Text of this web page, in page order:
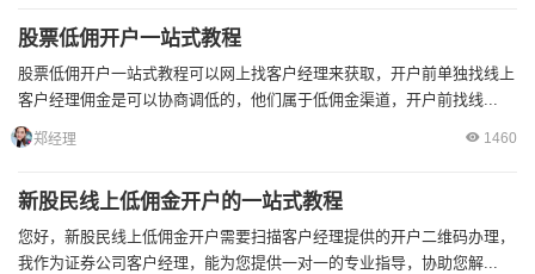
股票低佣开户一站式教程
股票低佣开户一站式教程可以网上找客户经理来获取，开户前单独找线上
客户经理佣金是可以协商调低的，他们属于低佣金渠道，开户前找线...
郑经理 1460
新股民线上低佣金开户的一站式教程
您好，新股民线上低佣金开户需要扫描客户经理提供的开户二维码办理，
我作为证券公司客户经理，能为您提供一对一的专业指导，协助您解...